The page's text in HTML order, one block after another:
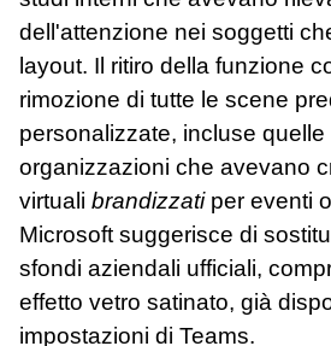
dell'attenzione nei soggetti
layout. Il ritiro della funzione
rimozione di tutte le scene
personalizzate, incluse quelle
organizzazioni che avevano
virtuali brandizzatiper eventi
Microsoft suggerisce di
sfondi aziendali ufficiali,
effetto vetro satinato, già
impostazioni di Teams.